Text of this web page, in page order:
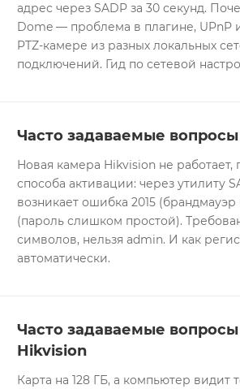
адрес через SADP за 30 секунд.
Dome — проблема в плагине, UPnP
PTZ-камере из разных локальных
подключений. Гид по сетевой
Часто задаваемые
Новая камера Hikvision не
способа активации: через утилиту
возникает ошибка 2015 (брандмауэр
(пароль слишком простой).
символов, нельзя admin. И как
автоматически.
Часто задаваемые
Hikvision
Карта на 128 ГБ, а компьютер видит